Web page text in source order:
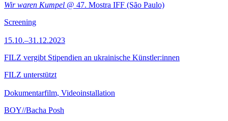
Wir waren Kumpel @ 47. Mostra IFF (São Paulo)
Screening
15.10.–31.12.2023
FILZ vergibt Stipendien an ukrainische Künstler:innen
FILZ unterstützt
Dokumentarfilm, Videoinstallation
BOY//Bacha Posh